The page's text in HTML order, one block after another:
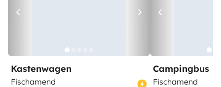
Kastenwagen
Fischamend
Campingbus
Fischamend